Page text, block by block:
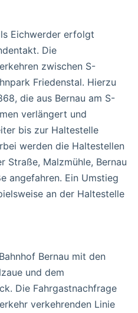
Eichwerder erfolgt
Die
zwischen S-
Friedenstal. Hierzu
die aus Bernau am S-
verlängert und
bis zur Haltestelle
werden die Haltestellen
Straße, Malzmühle, Bernau
angefahren. Ein Umstieg
an der Haltestelle
Bernau mit den
und dem
Die Fahrgastnachfrage
verkehrenden Linie